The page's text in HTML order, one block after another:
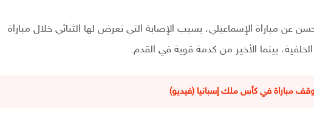
عن مباراة الإسماعيلي، بسبب الإصابة التي تعرض لها الثنائي خلال مباراة
بينما الأخير من كدمة قوية في القدم.
مباراة في كأس ملك إسبانيا (فيديو)